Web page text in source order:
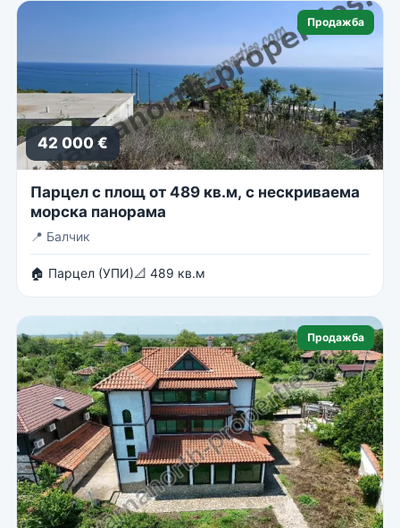
Продажба
42 000 €
Парцел с площ от 489 кв.м, с нескриваема
морска панорама
📍 Балчик
🏠 Парцел (УПИ)📐 489 кв.м
Продажба